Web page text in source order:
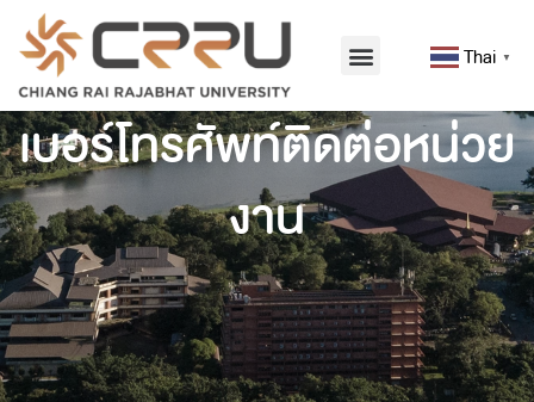
Thai ▼
เบอร์โทรศัพท์ติดต่อหน่วย
งาน